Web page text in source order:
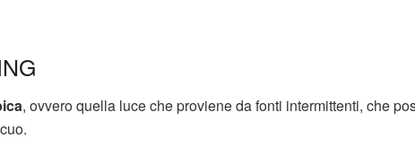
, ovvero quella luce che proviene da fonti intermittenti, che